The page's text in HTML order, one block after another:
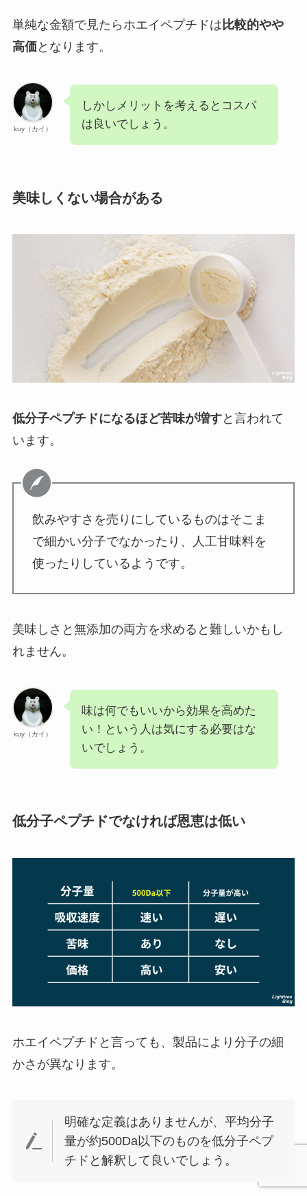
単純な金額で見たらホエイペプチドは 比較的やや
高価となります。
kuy（カイ）
しかしメリットを考えるとコスパ
は良いでしょう。
美味しくない場合がある
低分子ペプチドになるほど苦味が増すと言われて
います。
飲みやすさを売りにしているものはそこま
で細かい分子でなかったり、人工甘味料を
使ったりしているようです。
美味しさと無添加の両方を求めると難しいかもし
れません。
kuy（カイ）
味は何でもいいから効果を高めた
い！という人は気にする必要はな
いでしょう。
低分子ペプチドでなければ恩恵は低い
ホエイペプチドと言っても、製品により分子の細
かさが異なります。
明確な定義はありませんが、平均分子
量が約500Da以下のものを低分子ペプ
チドと解釈して良いでしょう。